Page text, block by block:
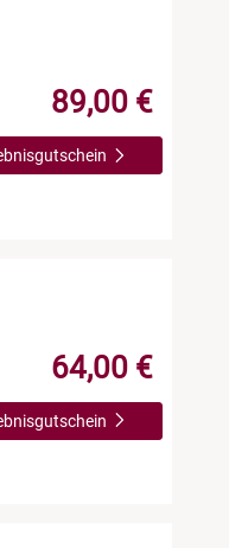
89,00 €
64,00 €